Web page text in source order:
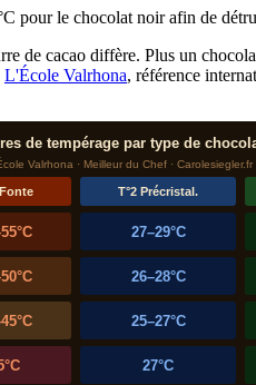
de cacao diffère. Plus un
L'École Valrhona, référence
de tempérage par type de
Valrhona · Meilleur du Chef · Carolesiegler.fr
T°2 Précristal.
27–29°C
26–28°C
25–27°C
27°C